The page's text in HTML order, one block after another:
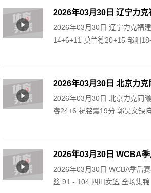
2026年03月30日 辽宁力克
赵继伟14+6+11 莫兰德
2026年03月30日 辽宁力克福
14+6+11 莫兰德20+15 邹阳
2026年03月30日 北京力克
第三 赵睿24+6 祝铭震19
2026年03月30日 北京力克同
睿24+6 祝铭震19分 郭昊文缺
2026年03月30日 WCBA
上海女篮 91 - 104 四川女
2026年03月30日 WCBA季后
篮 91 - 104 四川女篮 全场集锦